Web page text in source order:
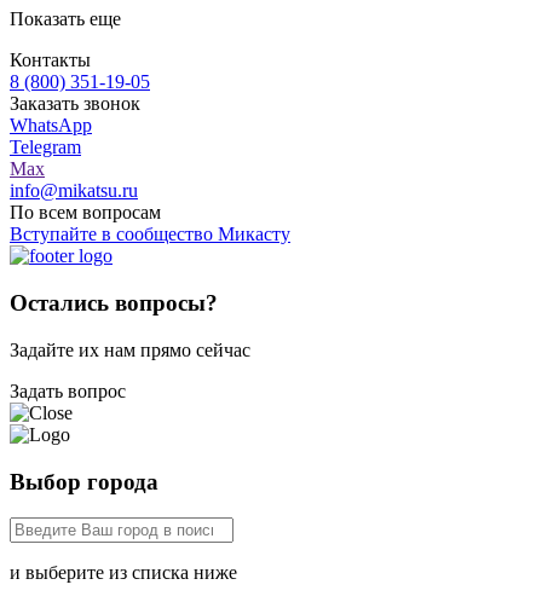
Показать еще
Контакты
8 (800) 351-19-05
Заказать звонок
WhatsApp
Telegram
Max
info@mikatsu.ru
По всем вопросам
Вступайте в сообщество Микасту
Остались вопросы?
Задайте их нам прямо сейчас
Задать вопрос
Выбор города
и выберите из списка ниже